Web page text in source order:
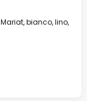
bianco, lino,